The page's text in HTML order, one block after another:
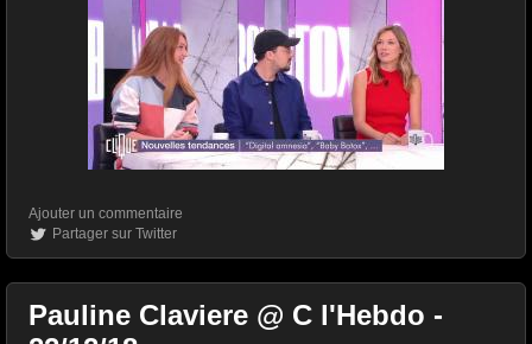
Ajouter un commentaire
Partager sur Twitter
Pauline Claviere @ C l'Hebdo -